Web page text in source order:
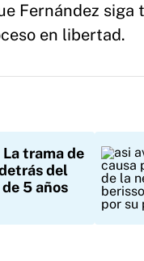
Fernández siga
en libertad.
La trama de
del
5 años